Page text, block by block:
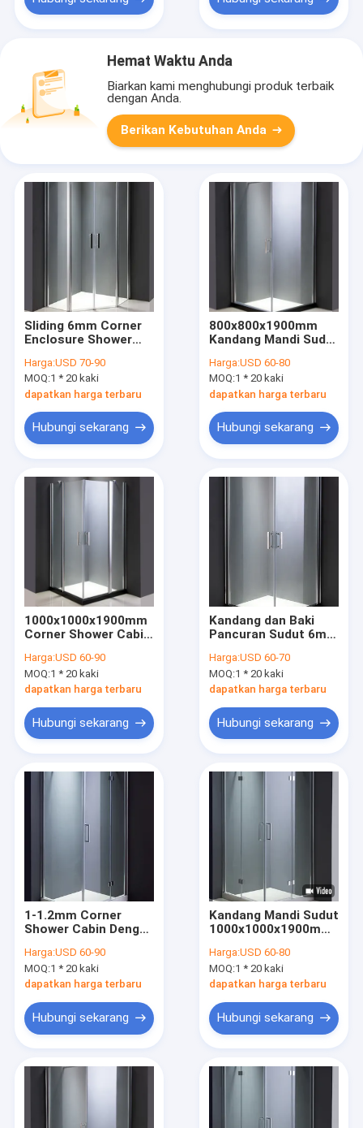
Tentang Kami
Kontrol Kualitas
Hubungi Kami
Kandang Pancuran Kaca
Hemat Waktu Anda
Biarkan kami menghubungi produk terbaik
dengan Anda.
Berikan Kebutuhan Anda
Sliding 6mm Corner
Enclosure Shower
Harga:USD 70-90
MOQ:1 * 20 kaki
dapatkan harga terbaru
Hubungi sekarang
800x800x1900mm
Kandang Mandi Sudut
Harga:USD 60-80
MOQ:1 * 20 kaki
dapatkan harga terbaru
Hubungi sekarang
1000x1000x1900mm
Corner Shower Cabin
Harga:USD 60-90
MOQ:1 * 20 kaki
dapatkan harga terbaru
Hubungi sekarang
Kandang dan Baki
Pancuran Sudut 6mm
Harga:USD 60-70
MOQ:1 * 20 kaki
dapatkan harga terbaru
Hubungi sekarang
1-1.2mm Corner
Shower Cabin Dengan
Aluminium Frame
Harga:USD 60-90
MOQ:1 * 20 kaki
dapatkan harga terbaru
Hubungi sekarang
Kandang Mandi Sudut
1000x1000x1900mm
Harga:USD 60-80
MOQ:1 * 20 kaki
dapatkan harga terbaru
Hubungi sekarang